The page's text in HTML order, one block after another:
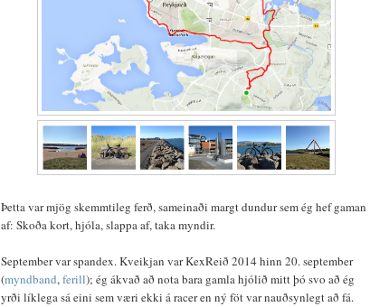
Þetta var mjög skemmtileg ferð, sameinaði margt dundur sem ég hef gaman
af: Skoða kort, hjóla, slappa af, taka myndir.
September var spandex. Kveikjan var KexReið 2014 hinn 20. september
(myndband,ferill); ég ákvað að nota bara gamla hjólið mitt þó svo að ég
yrði líklega sá eini sem væri ekki á racer en ný föt var nauðsynlegt að fá.